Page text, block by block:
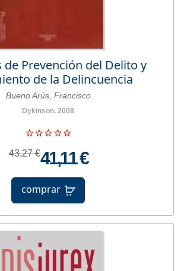
de Prevención del Delito y
de la Delincuencia
Bueno Arús, Francisco
Dykinson. 2008
43,27 €41,11 €
comprar